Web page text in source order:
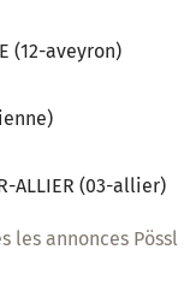
(12-aveyron)
ALLIER (03-allier)
les annonces Pössl